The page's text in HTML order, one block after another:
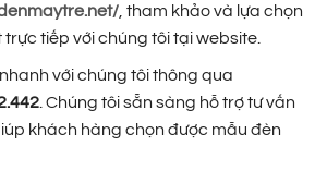
, tham khảo và lựa chọn
tiếp với chúng tôi tại website.
với chúng tôi thông qua
. Chúng tôi sẵn sàng hỗ trợ tư vấn
khách hàng chọn được mẫu đèn